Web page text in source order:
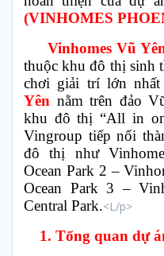
(VINHOMES
Vinhomes Vũ
thuộc khu đô thị sinh
chơi giải trí lớn nhất
Yên nằm trên đảo
khu đô thị “All in
Vingroup tiếp nối
đô thị như
Ocean Park 2 –
Ocean Park 3 –
Central Park.<L/p>
1. Tổng quan dự